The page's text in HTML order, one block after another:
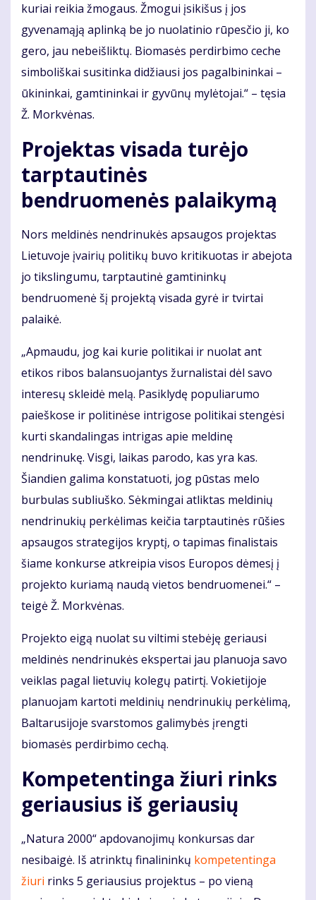
kuriai reikia žmogaus. Žmogui įsikišus į jos
gyvenamąją aplinką be jo nuolatinio rūpesčio ji, ko
gero, jau nebeišliktų. Biomasės perdirbimo ceche
simboliškai susitinka didžiausi jos pagalbininkai –
ūkininkai, gamtininkai ir gyvūnų mylėtojai.“ – tęsia
Ž. Morkvėnas.
Projektas visada turėjo
tarptautinės
bendruomenės palaikymą
Nors meldinės nendrinukės apsaugos projektas
Lietuvoje įvairių politikų buvo kritikuotas ir abejota
jo tikslingumu, tarptautinė gamtininkų
bendruomenė šį projektą visada gyrė ir tvirtai
palaikė.
„Apmaudu, jog kai kurie politikai ir nuolat ant
etikos ribos balansuojantys žurnalistai dėl savo
interesų skleidė melą. Pasiklydę populiarumo
paieškose ir politinėse intrigose politikai stengėsi
kurti skandalingas intrigas apie meldinę
nendrinukę. Visgi, laikas parodo, kas yra kas.
Šiandien galima konstatuoti, jog pūstas melo
burbulas subliuško. Sėkmingai atliktas meldinių
nendrinukių perkėlimas keičia tarptautinės rūšies
apsaugos strategijos kryptį, o tapimas finalistais
šiame konkurse atkreipia visos Europos dėmesį į
projekto kuriamą naudą vietos bendruomenei.“ –
teigė Ž. Morkvėnas.
Projekto eigą nuolat su viltimi stebėję geriausi
meldinės nendrinukės ekspertai jau planuoja savo
veiklas pagal lietuvių kolegų patirtį. Vokietijoje
planuojam kartoti meldinių nendrinukių perkėlimą,
Baltarusijoje svarstomos galimybės įrengti
biomasės perdirbimo cechą.
Kompetentinga žiuri rinks
geriausius iš geriausių
„Natura 2000“ apdovanojimų konkursas dar
nesibaigė. Iš atrinktų finalininkų kompetentinga
žiuri rinks 5 geriausius projektus – po vieną